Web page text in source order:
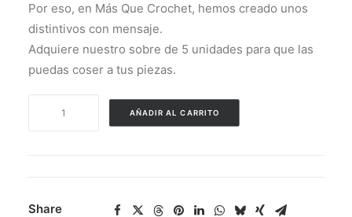
Por eso, en Más Que Crochet, hemos creado unos
distintivos con mensaje.
Adquiere nuestro sobre de 5 unidades para que las
puedas coser a tus piezas.
cantidad
AÑADIR AL CARRITO
Share